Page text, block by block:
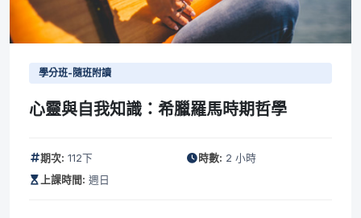
學分班-隨班附讀
心靈與自我知識：希臘羅馬時期哲學
期次: 112下 時數: 2 小時
上課時間: 週日